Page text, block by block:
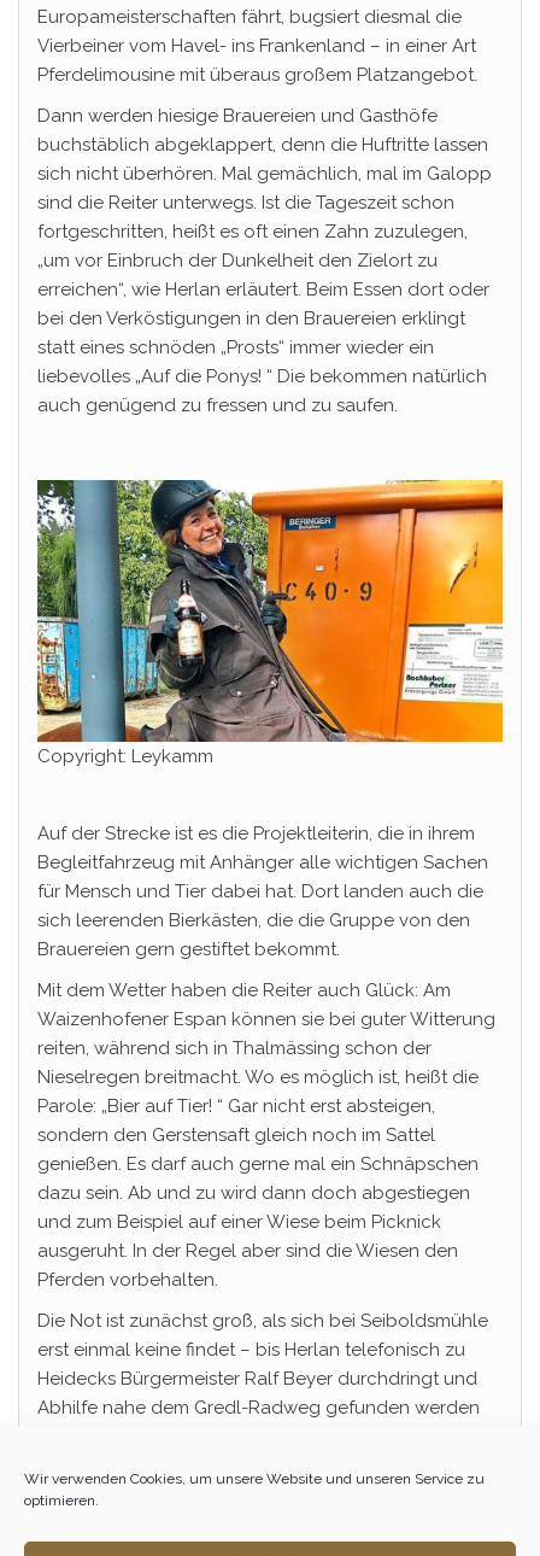
Wir verwenden Cookies, um unsere Website und unseren Service zu
optimieren.
Europameisterschaften fährt, bugsiert diesmal die
Vierbeiner vom Havel- ins Frankenland – in einer Art
Pferdelimousine mit überaus großem Platzangebot.
Dann werden hiesige Brauereien und Gasthöfe
buchstäblich abgeklappert, denn die Huftritte lassen
sich nicht überhören. Mal gemächlich, mal im Galopp
sind die Reiter unterwegs. Ist die Tageszeit schon
fortgeschritten, heißt es oft einen Zahn zuzulegen,
„um vor Einbruch der Dunkelheit den Zielort zu
erreichen“, wie Herlan erläutert. Beim Essen dort oder
bei den Verköstigungen in den Brauereien erklingt
statt eines schnöden „Prosts“ immer wieder ein
liebevolles „Auf die Ponys! “ Die bekommen natürlich
auch genügend zu fressen und zu saufen.
Copyright: Leykamm
Auf der Strecke ist es die Projektleiterin, die in ihrem
Begleitfahrzeug mit Anhänger alle wichtigen Sachen
für Mensch und Tier dabei hat. Dort landen auch die
sich leerenden Bierkästen, die die Gruppe von den
Brauereien gern gestiftet bekommt.
Mit dem Wetter haben die Reiter auch Glück: Am
Waizenhofener Espan können sie bei guter Witterung
reiten, während sich in Thalmässing schon der
Nieselregen breitmacht. Wo es möglich ist, heißt die
Parole: „Bier auf Tier! “ Gar nicht erst absteigen,
sondern den Gerstensaft gleich noch im Sattel
genießen. Es darf auch gerne mal ein Schnäpschen
dazu sein. Ab und zu wird dann doch abgestiegen
und zum Beispiel auf einer Wiese beim Picknick
ausgeruht. In der Regel aber sind die Wiesen den
Pferden vorbehalten.
Die Not ist zunächst groß, als sich bei Seiboldsmühle
erst einmal keine findet – bis Herlan telefonisch zu
Heidecks Bürgermeister Ralf Beyer durchdringt und
Abhilfe nahe dem Gredl-Radweg gefunden werden